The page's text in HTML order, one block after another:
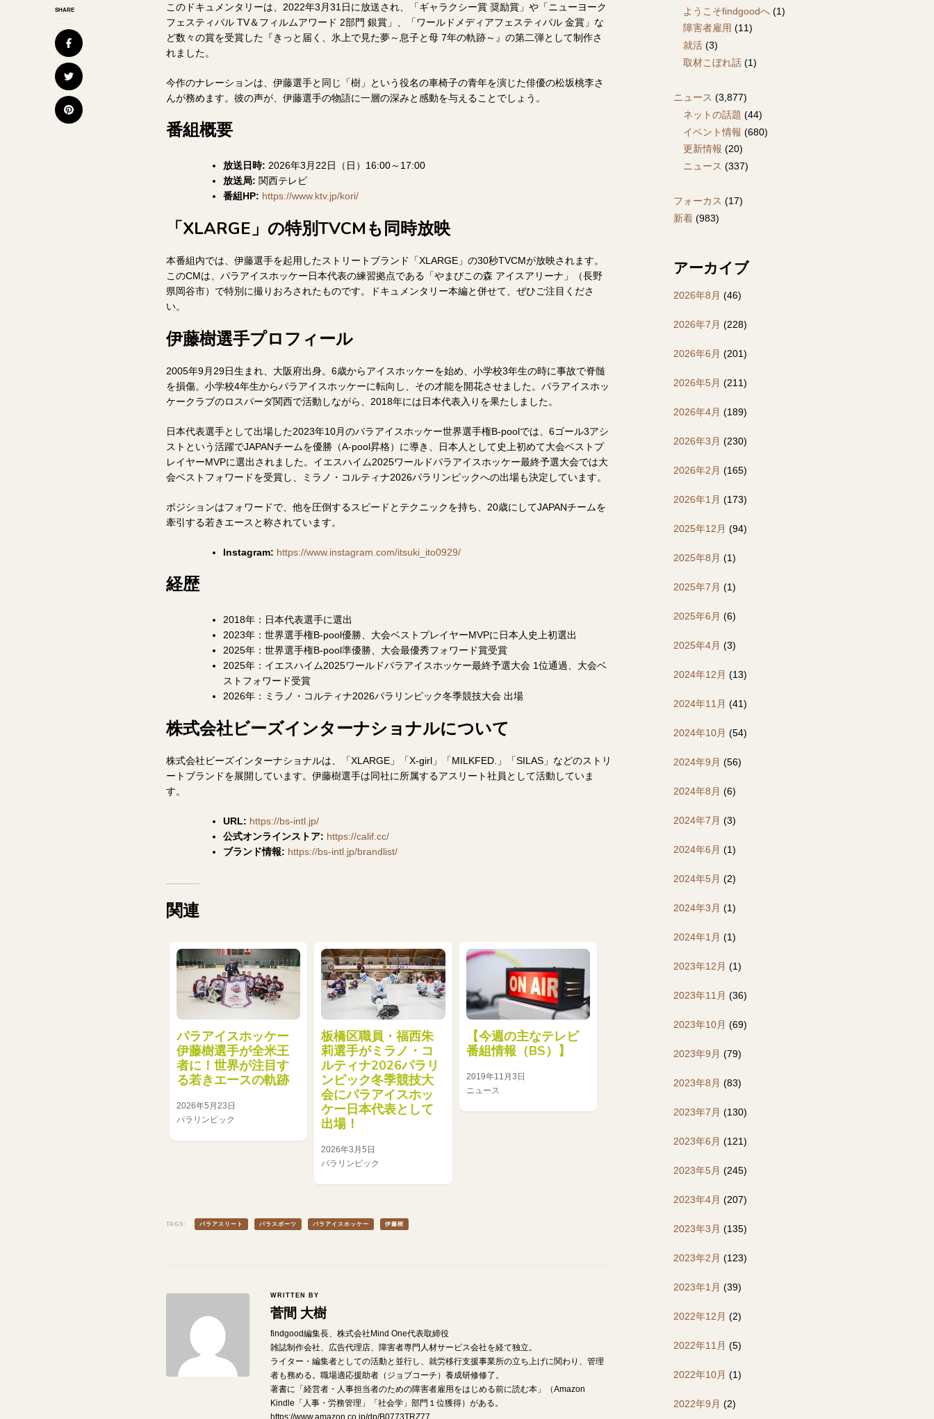
SHARE
このドキュメンタリーは、2022年3月31日に放送され、「ギャラクシー賞 奨励賞」や「ニューヨーク
フェスティバル TV＆フィルムアワード 2部門 銀賞」、「ワールドメディアフェスティバル 金賞」な
ど数々の賞を受賞した『きっと届く、氷上で見た夢～息子と母 7年の軌跡～』の第二弾として制作さ
れました。
今作のナレーションは、伊藤選手と同じ「樹」という役名の車椅子の青年を演じた俳優の松坂桃李さ
んが務めます。彼の声が、伊藤選手の物語に一層の深みと感動を与えることでしょう。
番組概要
放送日時: 2026年3月22日（日）16:00～17:00
放送局: 関西テレビ
番組HP: https://www.ktv.jp/kori/
「XLARGE」の特別TVCMも同時放映
本番組内では、伊藤選手を起用したストリートブランド「XLARGE」の30秒TVCMが放映されます。
このCMは、パラアイスホッケー日本代表の練習拠点である「やまびこの森 アイスアリーナ」（長野
県岡谷市）で特別に撮りおろされたものです。ドキュメンタリー本編と併せて、ぜひご注目くださ
い。
伊藤樹選手プロフィール
2005年9月29日生まれ、大阪府出身。6歳からアイスホッケーを始め、小学校3年生の時に事故で脊髄
を損傷。小学校4年生からパラアイスホッケーに転向し、その才能を開花させました。パラアイスホッ
ケークラブのロスパーダ関西で活動しながら、2018年には日本代表入りを果たしました。
日本代表選手として出場した2023年10月のパラアイスホッケー世界選手権B-poolでは、6ゴール3アシ
ストという活躍でJAPANチームを優勝（A-pool昇格）に導き、日本人として史上初めて大会ベストプ
レイヤーMVPに選出されました。イエスハイム2025ワールドパラアイスホッケー最終予選大会では大
会ベストフォワードを受賞し、ミラノ・コルティナ2026パラリンピックへの出場も決定しています。
ポジションはフォワードで、他を圧倒するスピードとテクニックを持ち、20歳にしてJAPANチームを
牽引する若きエースと称されています。
Instagram: https://www.instagram.com/itsuki_ito0929/
経歴
2018年：日本代表選手に選出
2023年：世界選手権B-pool優勝、大会ベストプレイヤーMVPに日本人史上初選出
2025年：世界選手権B-pool準優勝、大会最優秀フォワード賞受賞
2025年：イエスハイム2025ワールドパラアイスホッケー最終予選大会 1位通過、大会ベ
ストフォワード受賞
2026年：ミラノ・コルティナ2026パラリンピック冬季競技大会 出場
株式会社ビーズインターナショナルについて
株式会社ビーズインターナショナルは、「XLARGE」「X-girl」「MILKFED.」「SILAS」などのストリ
ートブランドを展開しています。伊藤樹選手は同社に所属するアスリート社員として活動していま
す。
URL: https://bs-intl.jp/
公式オンラインストア: https://calif.cc/
ブランド情報: https://bs-intl.jp/brandlist/
関連
パラアイスホッケー
伊藤樹選手が全米王
者に！世界が注目す
る若きエースの軌跡
2026年5月23日
パラリンピック
板橋区職員・福西朱
莉選手がミラノ・コ
ルティナ2026パラリ
ンピック冬季競技大
会にパラアイスホッ
ケー日本代表として
出場！
2026年3月5日
パラリンピック
【今週の主なテレビ
番組情報（BS）】
2019年11月3日
ニュース
TAGS: パラアスリート パラスポーツ パラアイスホッケー 伊藤樹
WRITTEN BY
菅間 大樹
findgood編集長、株式会社Mind One代表取締役
雑誌制作会社、広告代理店、障害者専門人材サービス会社を経て独立。
ライター・編集者としての活動と並行し、就労移行支援事業所の立ち上げに関わり、管理
者も務める。職場適応援助者（ジョブコーチ）養成研修修了。
著書に「経営者・人事担当者のための障害者雇用をはじめる前に読む本」（Amazon
Kindle「人事・労務管理」「社会学」部門１位獲得）がある。
https://www.amazon.co.jp/dp/B0773TRZ77
ようこそfindgoodへ(1)
障害者雇用 (11)
就活(3)
取材こぼれ話(1)
ニュース (3,877)
ネットの話題 (44)
イベント情報 (680)
更新情報 (20)
ニュース (337)
フォーカス (17)
新着(983)
アーカイブ
2026年8月 (46)
2026年7月 (228)
2026年6月 (201)
2026年5月 (211)
2026年4月 (189)
2026年3月 (230)
2026年2月 (165)
2026年1月 (173)
2025年12月 (94)
2025年8月 (1)
2025年7月 (1)
2025年6月 (6)
2025年4月 (3)
2024年12月 (13)
2024年11月 (41)
2024年10月 (54)
2024年9月 (56)
2024年8月 (6)
2024年7月 (3)
2024年6月 (1)
2024年5月 (2)
2024年3月 (1)
2024年1月 (1)
2023年12月 (1)
2023年11月 (36)
2023年10月 (69)
2023年9月 (79)
2023年8月 (83)
2023年7月 (130)
2023年6月 (121)
2023年5月 (245)
2023年4月 (207)
2023年3月 (135)
2023年2月 (123)
2023年1月 (39)
2022年12月 (2)
2022年11月 (5)
2022年10月 (1)
2022年9月 (2)